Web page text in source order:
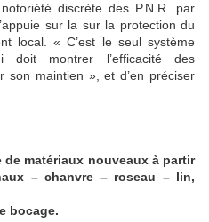
discrète des P.N.R. par
sur la sur la protection du
local. « C’est le seul système
doit montrer l’efficacité des
son maintien », et d’en préciser
matériaux nouveaux à partir
– chanvre – roseau – lin,
bocage.